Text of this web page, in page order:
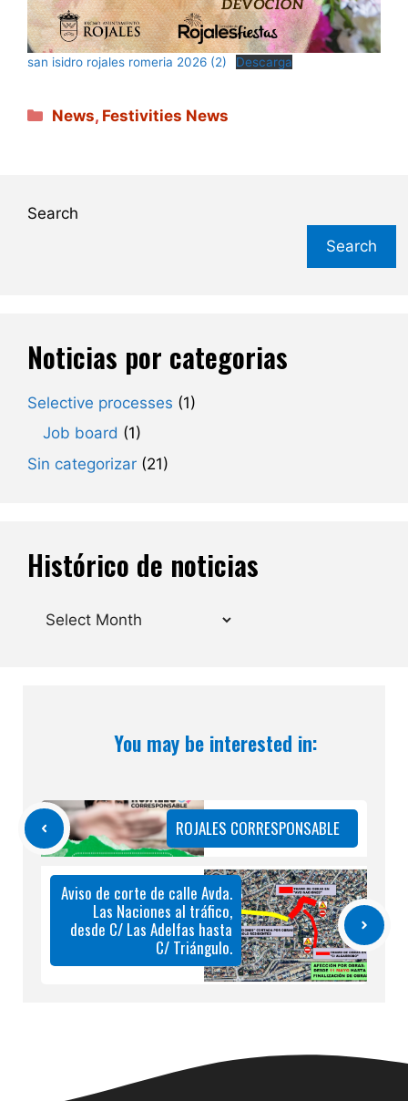
san isidro rojales romeria 2026 (2) Descarga
Categories
News, Festivities News
Search
Search
Noticias por categorias
Selective processes (1)
Job board (1)
Sin categorizar (21)
Histórico de noticias
Archives
You may be interested in:
ROJALES CORRESPONSABLE
Aviso de corte de calle Avda.
Las Naciones al tráfico,
desde C/ Las Adelfas hasta
C/ Triángulo.